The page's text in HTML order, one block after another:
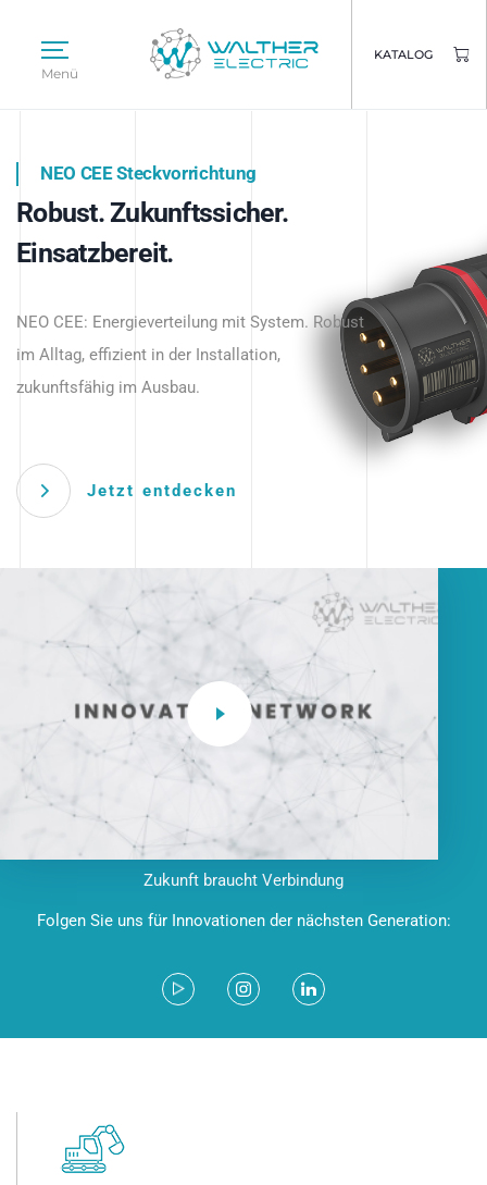
Menü
KATALOG
Intelligente Stromverteilung
beginnt hier.
NEO CEE Steckvorrichtung
Robust. Zukunftssicher.
Einsatzbereit.
NEO CEE: Energieverteilung mit System. Robust
im Alltag, effizient in der Installation,
zukunftsfähig im Ausbau.
Jetzt entdecken
Intelligenz trifft Energie.
Anwendungen – robust, IP-geschützt und
zukunftsfähig.
Zukunft braucht Verbindung
Folgen Sie uns für Innovationen der nächsten Generation: